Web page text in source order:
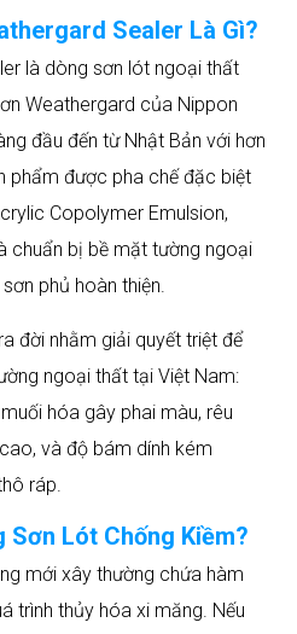
Sealer Là Gì?
là dòng sơn lót ngoại thất
Weathergard của Nippon
đầu đến từ Nhật Bản với hơn
phẩm được pha chế đặc biệt
Copolymer Emulsion,
chuẩn bị bề mặt tường ngoại
phủ hoàn thiện.​
đời nhằm giải quyết triệt để
ngoại thất tại Việt Nam:
hóa gây phai màu, rêu
và độ bám dính kém
ráp.​
Sơn Lót Chống Kiềm?
mới xây thường chứa hàm
trình thủy hóa xi măng. Nếu